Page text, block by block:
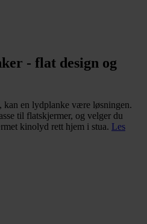
- flat design og
en lydplanke være løsningen.
til flatskjermer, og velger du
kinolyd rett hjem i stua. Les